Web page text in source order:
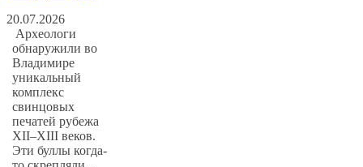
20.07.2026
Археологи
обнаружили во
Владимире
уникальный
комплекс
свинцовых
печатей рубежа
XII–XIII веков.
Эти буллы когда-